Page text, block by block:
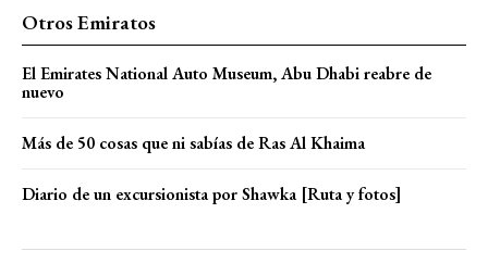
Otros Emiratos
El Emirates National Auto Museum, Abu Dhabi reabre de
nuevo
Más de 50 cosas que ni sabías de Ras Al Khaima
Diario de un excursionista por Shawka [Ruta y fotos]